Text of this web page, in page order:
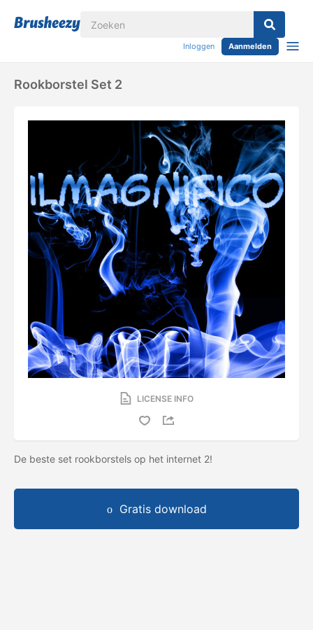
Inloggen Aanmelden
Rookborstel Set 2
LICENSE INFO
De beste set rookborstels op het internet 2!
Gratis download